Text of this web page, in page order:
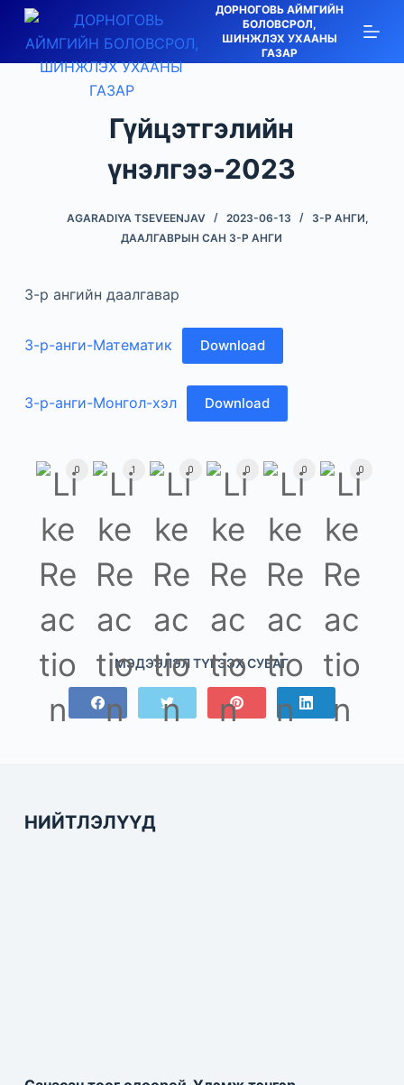
S
k
i
ДОРНОГОВЬ АЙМГИЙН
БОЛОВСРОЛ,
ШИНЖЛЭХ УХААНЫ
ГАЗАР
Гүйцэтгэлийн
үнэлгээ-2023
AGARADIYA TSEVEENJAV 2023-06-13 3-Р АНГИ,
ДААЛГАВРЫН САН 3-Р АНГИ
3-р ангийн даалгавар
3-р-анги-Математик Download
3-р-анги-Монгол-хэл Download
0 1 0 0 0 0
МЭДЭЭЛЭЛ ТҮГЭЭХ СУВАГ
НИЙТЛЭЛҮҮД